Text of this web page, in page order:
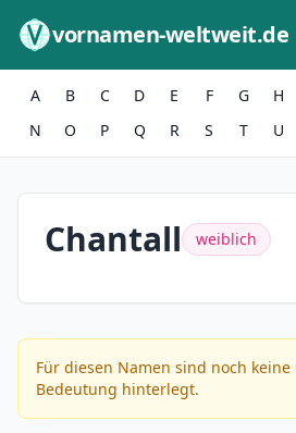
vornamen-weltweit.de
A B C D E F G H
N
O P Q R S T U
Chantall weiblich
Für diesen Namen sind noch
Bedeutung hinterlegt.